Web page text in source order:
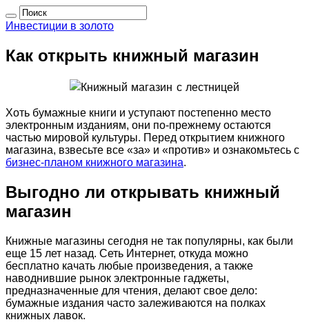
Инвестиции в золото
Как открыть книжный магазин
Хоть бумажные книги и уступают постепенно место
электронным изданиям, они по-прежнему остаются
частью мировой культуры. Перед открытием книжного
магазина, взвесьте все «за» и «против» и ознакомьтесь с
бизнес-планом книжного магазина.
Выгодно ли открывать книжный
магазин
Книжные магазины сегодня не так популярны, как были
еще 15 лет назад. Сеть Интернет, откуда можно
бесплатно качать любые произведения, а также
наводнившие рынок электронные гаджеты,
предназначенные для чтения, делают свое дело:
бумажные издания часто залеживаются на полках
книжных лавок.